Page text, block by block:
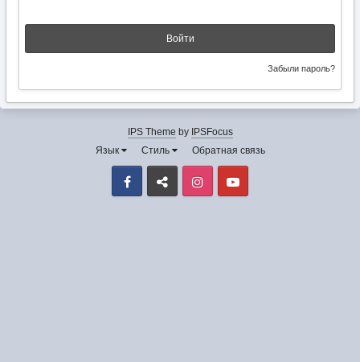
Войти
Забыли пароль?
IPS Theme by IPSFocus
Язык
Стиль Обратная связь
Facebook VK Instagram